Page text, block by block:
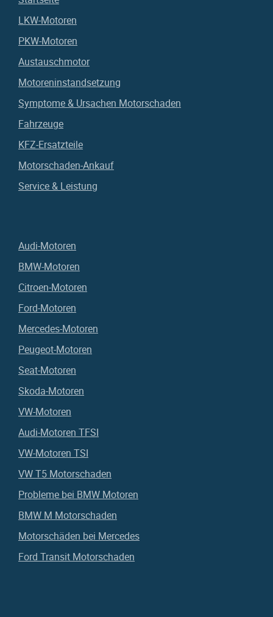
LKW-Motoren
PKW-Motoren
Austauschmotor
Motoreninstandsetzung
Symptome & Ursachen Motorschaden
Fahrzeuge
KFZ-Ersatzteile
Motorschaden-Ankauf
Service & Leistung
Audi-Motoren
BMW-Motoren
Citroen-Motoren
Ford-Motoren
Mercedes-Motoren
Peugeot-Motoren
Seat-Motoren
Skoda-Motoren
VW-Motoren
Audi-Motoren TFSI
VW-Motoren TSI
VW T5 Motorschaden
Probleme bei BMW Motoren
BMW M Motorschaden
Motorschäden bei Mercedes
Ford Transit Motorschaden